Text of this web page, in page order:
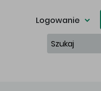
Logowanie
Szukaj